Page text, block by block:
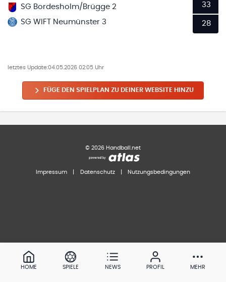
SG Bordesholm/Brügge 2
SG WIFT Neumünster 3
33
28
letztes Update:04.05.2026 02:05 Uhr
FÜGE DEN SPIELPLAN ZU DEINER WEBSITE HINZU
© 2026 Handball.net
Impressum Datenschutz Nutzungsbedingungen
HOME SPIELE NEWS PROFIL MEHR